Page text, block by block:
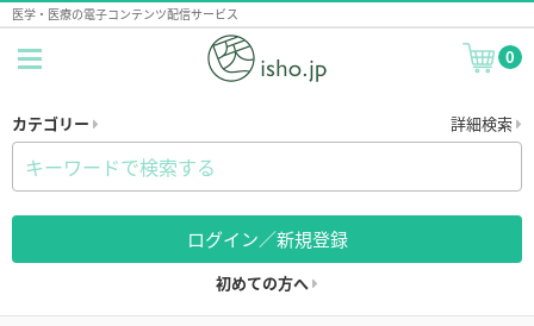
医学・医療の電子コンテンツ配信サービス
0
カテゴリー 詳細検索
ログイン／新規登録
初めての方へ